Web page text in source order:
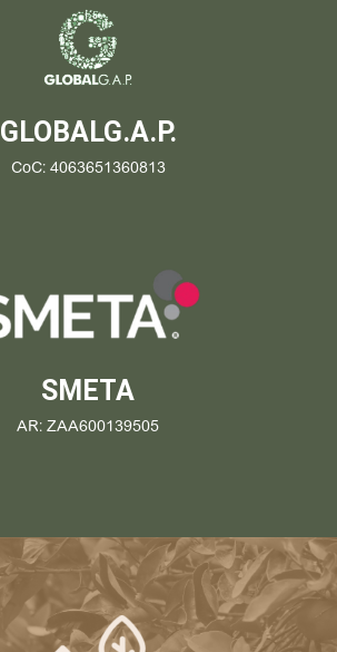
GLOBALG.A.P.
CoC: 4063651360813
SMETA
AR: ZAA600139505